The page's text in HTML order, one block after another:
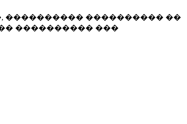
���������� ���������� ��
���������� ���